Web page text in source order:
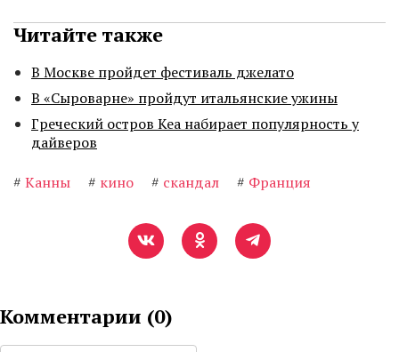
Читайте также
В Москве пройдет фестиваль джелато
В «Сыроварне» пройдут итальянские ужины
Греческий остров Кеа набирает популярность у
дайверов
# Канны # кино # скандал # Франция
Комментарии (0)